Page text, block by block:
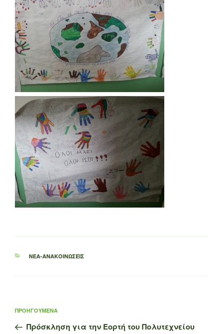
ΚΑΤΗΓΟΡΊΕΣ
ΝΈΑ-ΑΝΑΚΟΙΝΏΣΕΙΣ
άρθρων
Προηγούμενο
άρθρο
ΠΡΟΗΓΟΎΜΕΝΑ
Πρόσκληση για την Εορτή του Πολυτεχνείου